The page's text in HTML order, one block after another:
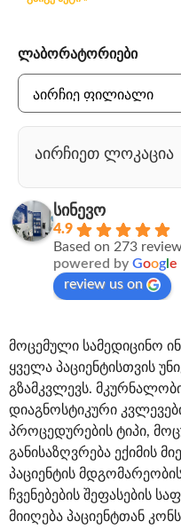
ლაბორატორიები
აირჩიეთ ლოკაცია
სინევო
4.9
Based on 273
powered by Goog e
review us on
მოცემული სამედიცინო
ყველა პაციენტისთვის
გზამკვლევს.
დიაგნოსტიკური
პროცედურების ტიპი,
განისაზღვრება ექიმის
პაციენტის
ჩვენებების შეფასების
მიიღება პაციენტთან